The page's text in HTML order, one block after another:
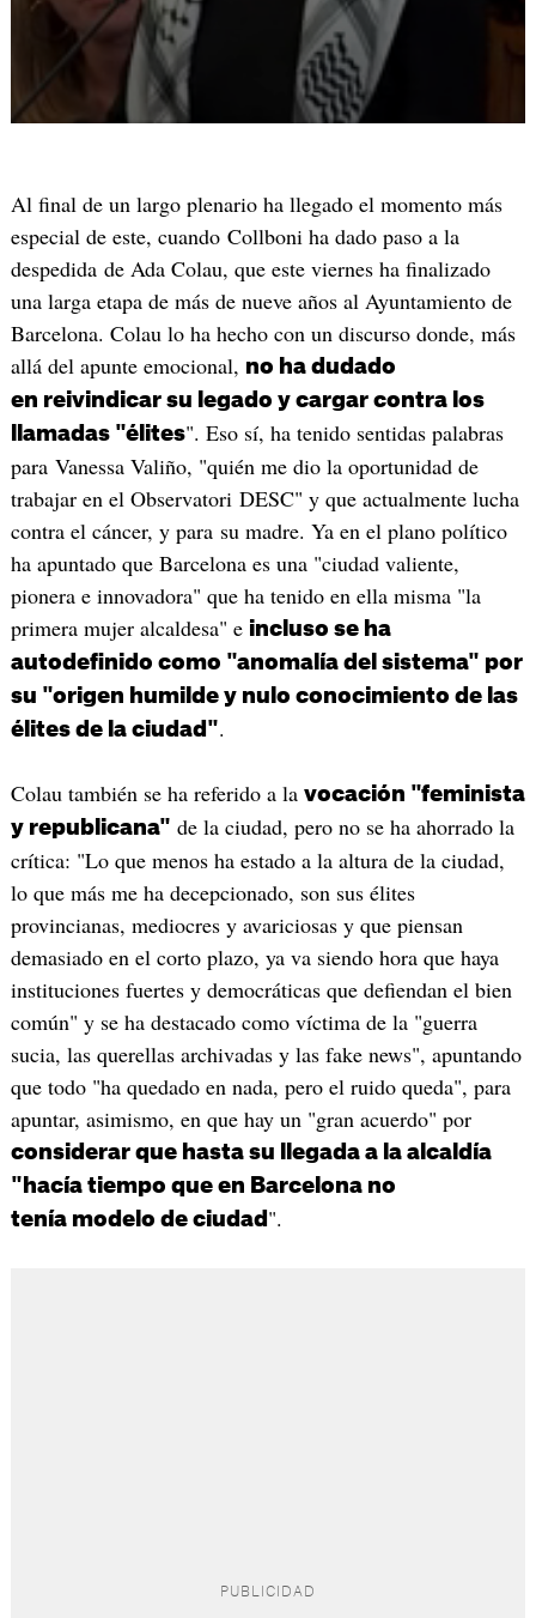
Al final de un largo plenario ha llegado el momento más
especial de este, cuando Collboni ha dado paso a la
despedida de Ada Colau, que este viernes ha finalizado
una larga etapa de más de nueve años al Ayuntamiento de
Barcelona. Colau lo ha hecho con un discurso donde, más
allá del apunte emocional, no ha dudado
en reivindicar su legado y cargar contra los
llamadas "élites". Eso sí, ha tenido sentidas palabras
para Vanessa Valiño, "quién me dio la oportunidad de
trabajar en el Observatori DESC" y que actualmente lucha
contra el cáncer, y para su madre. Ya en el plano político
ha apuntado que Barcelona es una "ciudad valiente,
pionera e innovadora" que ha tenido en ella misma "la
primera mujer alcaldesa" e incluso se ha
autodefinido como "anomalía del sistema" por
su "origen humilde y nulo conocimiento de las
élites de la ciudad".
Colau también se ha referido a la vocación "feminista
y republicana" de la ciudad, pero no se ha ahorrado la
crítica: "Lo que menos ha estado a la altura de la ciudad,
lo que más me ha decepcionado, son sus élites
provincianas, mediocres y avariciosas y que piensan
demasiado en el corto plazo, ya va siendo hora que haya
instituciones fuertes y democráticas que defiendan el bien
común" y se ha destacado como víctima de la "guerra
sucia, las querellas archivadas y las fake news", apuntando
que todo "ha quedado en nada, pero el ruido queda", para
apuntar, asimismo, en que hay un "gran acuerdo" por
considerar que hasta su llegada a la alcaldía
"hacía tiempo que en Barcelona no
tenía modelo de ciudad ".